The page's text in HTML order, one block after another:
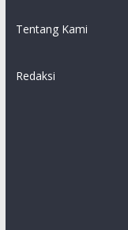
Tentang Kami
Redaksi